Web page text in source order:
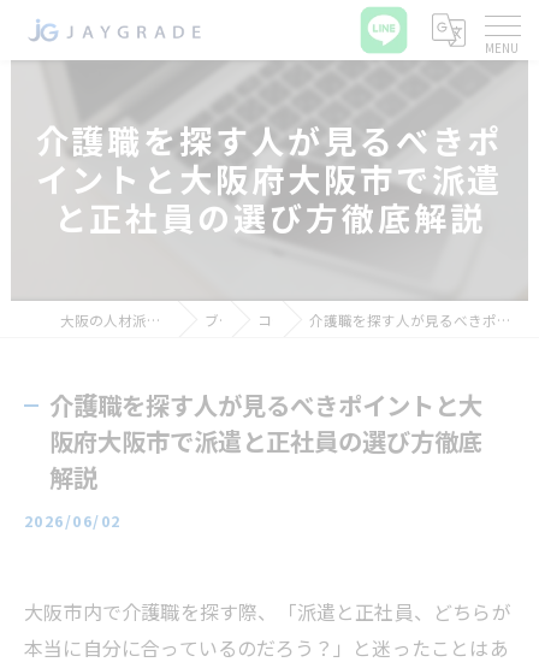
介護職を探す人が見るべきポ
イントと大阪府大阪市で派遣
と正社員の選び方徹底解説
大阪の人材派遣ならジェイグレード合同会社 ブログ コラム 介護職を探す人が見るべきポイントと大阪府大阪市で派遣と正社員の選び方徹底解説
介護職を探す人が見るべきポイントと大
阪府大阪市で派遣と正社員の選び方徹底
解説
2026/06/02
大阪市内で介護職を探す際、「派遣と正社員、どちらが
本当に自分に合っているのだろう？」と迷ったことはあ